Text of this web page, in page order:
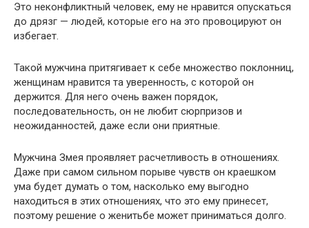
Это неконфликтный человек, ему не нравится опускаться
до дрязг — людей, которые его на это провоцируют он
избегает.
Такой мужчина притягивает к себе множество поклонниц,
женщинам нравится та уверенность, с которой он
держится. Для него очень важен порядок,
последовательность, он не любит сюрпризов и
неожиданностей, даже если они приятные.
Мужчина Змея проявляет расчетливость в отношениях.
Даже при самом сильном порыве чувств он краешком
ума будет думать о том, насколько ему выгодно
находиться в этих отношениях, что это ему принесет,
поэтому решение о женитьбе может приниматься долго.